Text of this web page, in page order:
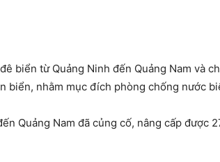
biển từ Quảng Ninh đến Quảng Nam và
biển, nhằm mục đích phòng chống nước
Quảng Nam đã củng cố, nâng cấp được